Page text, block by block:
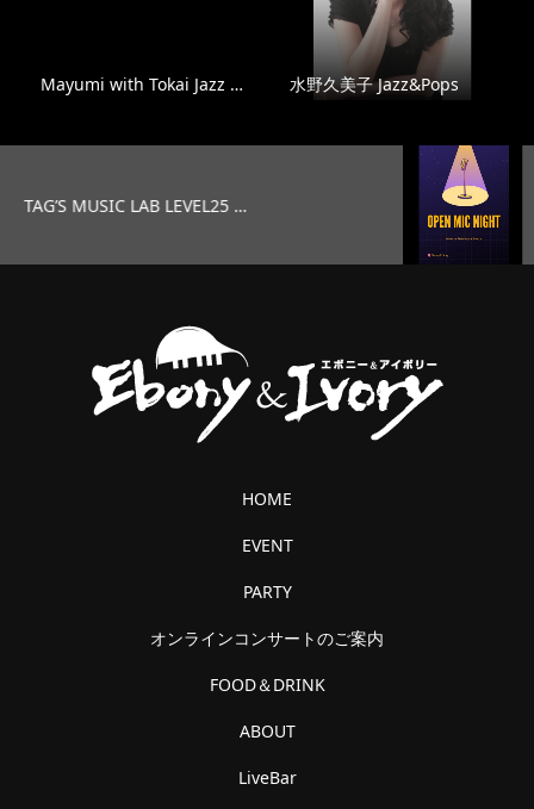
Mayumi with Tokai Jazz … 水野久美子 Jazz&Pops
… オープンマイク
HOME
EVENT
PARTY
オンラインコンサートのご案内
FOOD＆DRINK
ABOUT
LiveBar